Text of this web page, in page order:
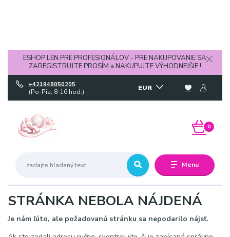
ESHOP LEN PRE PROFESIONÁLOV - PRE NAKUPOVANIE SA
ZAREGISTRUJTE PROSÍM a NAKUPUJTE VÝHODNEJŠIE !
Menu
EUR
+421948050205
(Po-Pia, 8-16 hod.)
0
STRÁNKA NEBOLA NÁJDENÁ
Je nám ľúto, ale požadovanú stránku sa nepodarilo nájsť.